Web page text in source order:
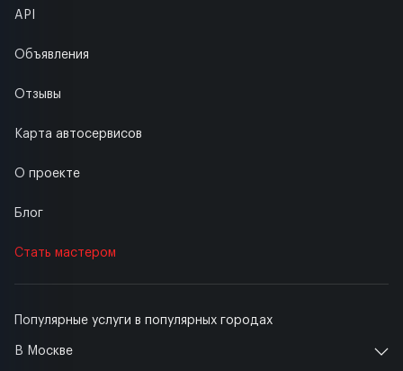
Популярные услуги в популярных городах
В Москве
API
Объявления
Отзывы
Карта автосервисов
О проекте
Блог
Стать мастером